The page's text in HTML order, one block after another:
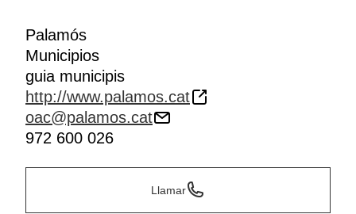
Palamós
Municipios
guia municipis
http://www.palamos.cat
oac@palamos.cat
972 600 026
Llamar